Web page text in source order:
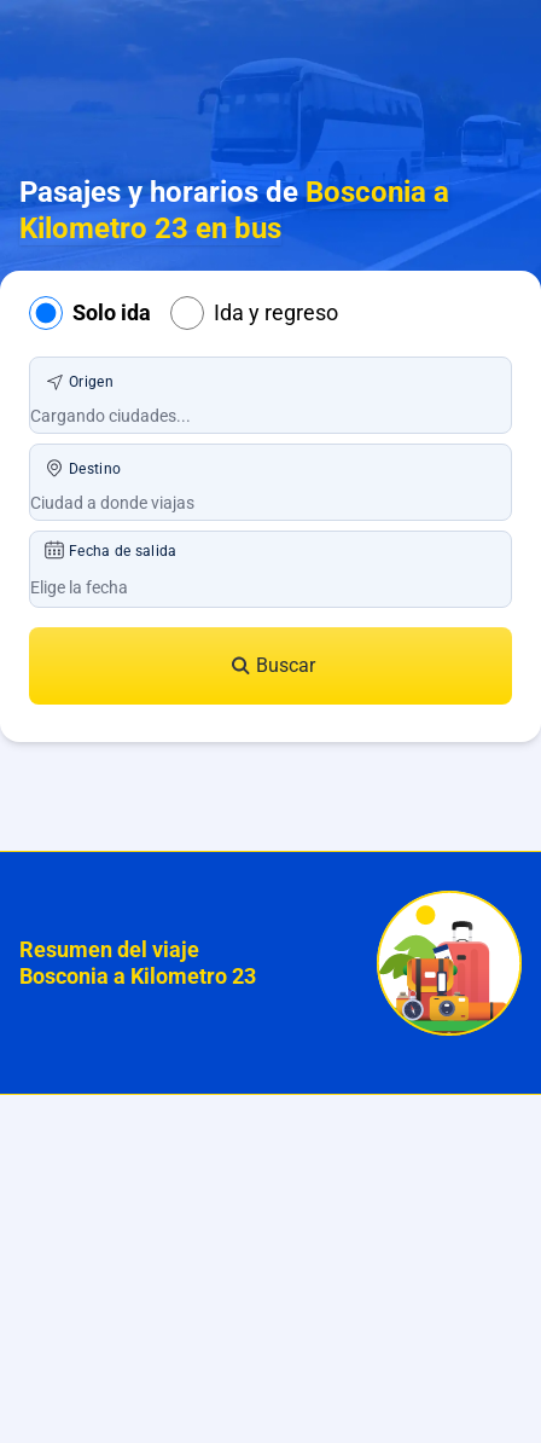
Pasajes y horarios deBosconia a
Kilometro 23 en bus
Solo ida Ida y regreso
Origen
Destino
Fecha de salida
Buscar
Resumen del viaje
Bosconia a Kilometro 23